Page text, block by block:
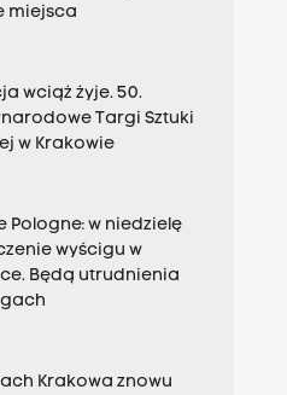
miejsca
wciąż żyje. 50.
Targi Sztuki
w Krakowie
Pologne: w niedzielę
wyścigu w
Będą utrudnienia
Krakowa znowu